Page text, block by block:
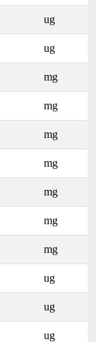
ug
ug
mg
mg
mg
mg
mg
mg
mg
ug
ug
ug